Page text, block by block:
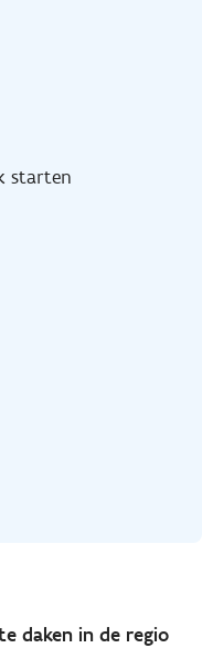
starten
daken in de regio